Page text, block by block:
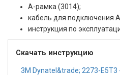
А-рамка (3014);
кабель для подключения
инструкция по
Скачать инструкцию
3M Dynatel&trade; 2273-Е5Т3